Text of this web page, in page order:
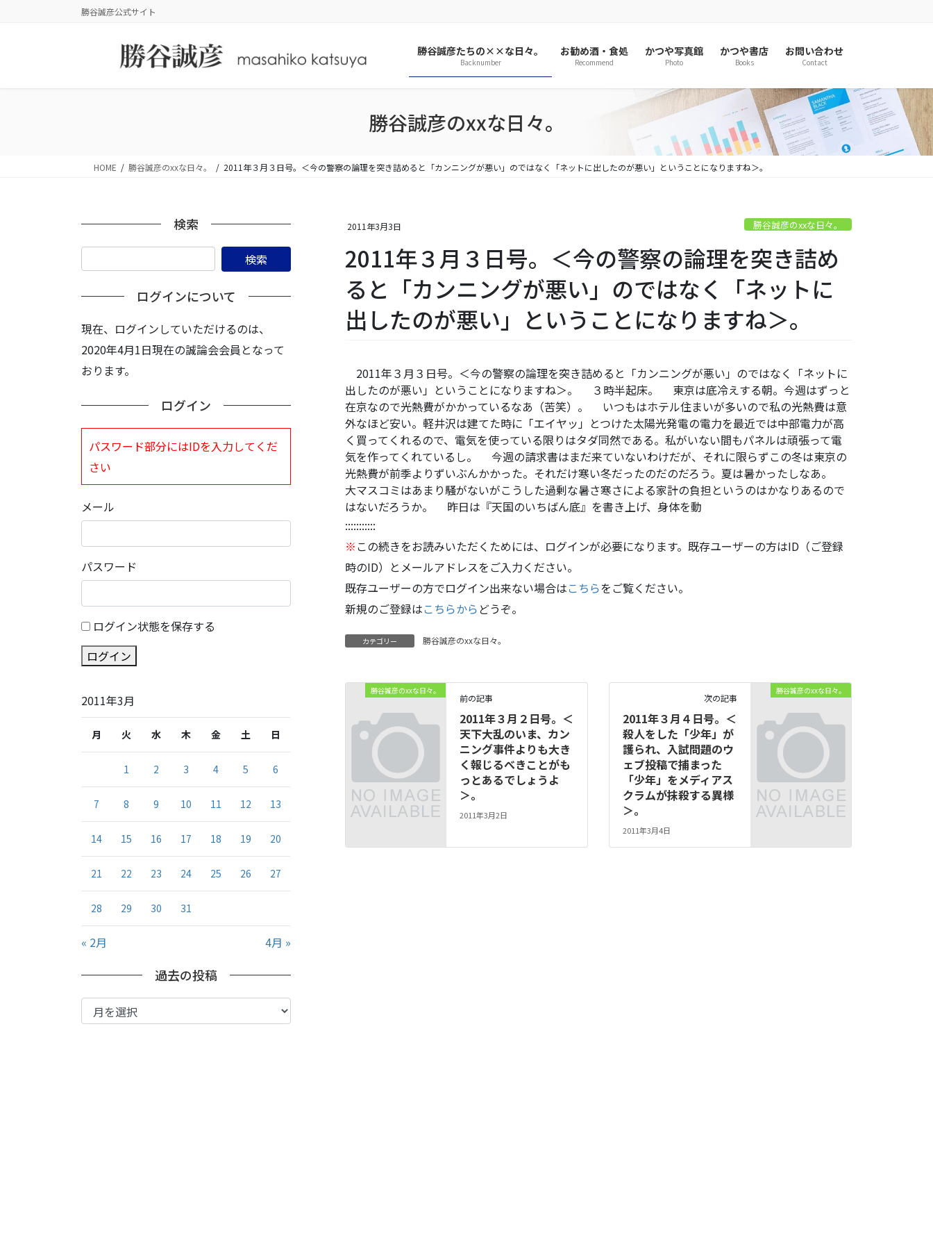
勝谷誠彦公式サイト
勝谷誠彦たちの××な日々。
Backnumber
お勧め酒・食処
Recommend
かつや写真館
Photo
かつや書店
Books
お問い合わせ
Contact
勝谷誠彦のxxな日々。
HOME 勝谷誠彦のxxな日々。 2011年３月３日号。＜今の警察の論理を突き詰めると「カンニングが悪い」のではなく「ネットに出したのが悪い」ということになりますね＞。
2011年3月3日 勝谷誠彦のxxな日々。
2011年３月３日号。＜今の警察の論理を突き詰め
ると「カンニングが悪い」のではなく「ネットに
出したのが悪い」ということになりますね＞。
2011年３月３日号。＜今の警察の論理を突き詰めると「カンニングが悪い」のではなく「ネットに
出したのが悪い」ということになりますね＞。 ３時半起床。 東京は底冷えする朝。今週はずっと
在京なので光熱費がかかっているなあ（苦笑）。 いつもはホテル住まいが多いので私の光熱費は意
外なほど安い。軽井沢は建てた時に「エイヤッ」とつけた太陽光発電の電力を最近では中部電力が高
く買ってくれるので、電気を使っている限りはタダ同然である。私がいない間もパネルは頑張って電
気を作ってくれているし。 今週の請求書はまだ来ていないわけだが、それに限らずこの冬は東京の
光熱費が前季よりずいぶんかかった。それだけ寒い冬だったのだのだろう。夏は暑かったしなあ。
大マスコミはあまり騒がないがこうした過剰な暑さ寒さによる家計の負担というのはかなりあるので
はないだろうか。 昨日は『天国のいちばん底』を書き上げ、身体を動
:::::::::::
※ この続きをお読みいただくためには、ログインが必要になります。既存ユーザーの方はID（ご登録
時のID）とメールアドレスをご入力ください。
既存ユーザーの方でログイン出来ない場合はこちらをご覧ください。
新規のご登録はこちらから どうぞ。
カテゴリー 勝谷誠彦のxxな日々。
勝谷誠彦のxxな日々。
前の記事
2011年３月２日号。＜
天下大乱のいま、カン
ニング事件よりも大き
く報じるべきことがも
っとあるでしょうよ
＞。
2011年3月2日
勝谷誠彦のxxな日々。
次の記事
2011年３月４日号。＜
殺人をした「少年」が
護られ、入試問題のウ
ェブ投稿で捕まった
「少年」をメディアス
クラムが抹殺する異様
＞。
2011年3月4日
検索
ログインについて
現在、ログインしていただけるのは、
2020年4月1日現在の誠論会会員となって
おります。
ログイン
パスワード部分にはIDを入力してくだ
さい
メール
パスワード
ログイン状態を保存する
ログイン
2011年3月
月 火 水 木 金 土 日
1 2 3 4 5 6
7 8 9 10 11 12 13
14 15 16 17 18 19 20
21 22 23 24 25 26 27
28 29 30 31
« 2月 4月 »
過去の投稿
過
去